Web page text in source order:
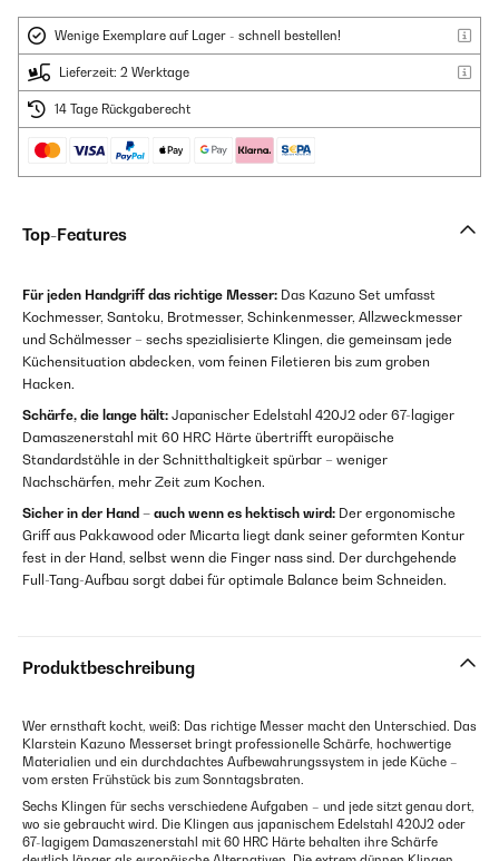
Wenige Exemplare auf Lager - schnell bestellen!
Lieferzeit: 2 Werktage
14 Tage Rückgaberecht
Top-Features
Für jeden Handgriff das richtige Messer: Das Kazuno Set umfasst
Kochmesser, Santoku, Brotmesser, Schinkenmesser, Allzweckmesser
und Schälmesser – sechs spezialisierte Klingen, die gemeinsam jede
Küchensituation abdecken, vom feinen Filetieren bis zum groben
Hacken.
Schärfe, die lange hält: Japanischer Edelstahl 420J2 oder 67-lagiger
Damaszenerstahl mit 60 HRC Härte übertrifft europäische
Standardstähle in der Schnitthaltigkeit spürbar – weniger
Nachschärfen, mehr Zeit zum Kochen.
Sicher in der Hand – auch wenn es hektisch wird: Der ergonomische
Griff aus Pakkawood oder Micarta liegt dank seiner geformten Kontur
fest in der Hand, selbst wenn die Finger nass sind. Der durchgehende
Full-Tang-Aufbau sorgt dabei für optimale Balance beim Schneiden.
Produktbeschreibung
Wer ernsthaft kocht, weiß: Das richtige Messer macht den Unterschied. Das
Klarstein Kazuno Messerset bringt professionelle Schärfe, hochwertige
Materialien und ein durchdachtes Aufbewahrungssystem in jede Küche –
vom ersten Frühstück bis zum Sonntagsbraten.
Sechs Klingen für sechs verschiedene Aufgaben – und jede sitzt genau dort,
wo sie gebraucht wird. Die Klingen aus japanischem Edelstahl 420J2 oder
67-lagigem Damaszenerstahl mit 60 HRC Härte behalten ihre Schärfe